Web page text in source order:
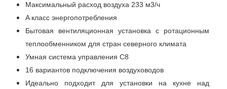
Максимальный расход воздуха 233 м3/ч
A класс энергопотребления
Бытовая вентиляционная установка с ротационным
теплообменником для стран северного климата
Умная система управления C8
16 вариантов подключения воздуховодов
Идеально подходит для установки на кухне над